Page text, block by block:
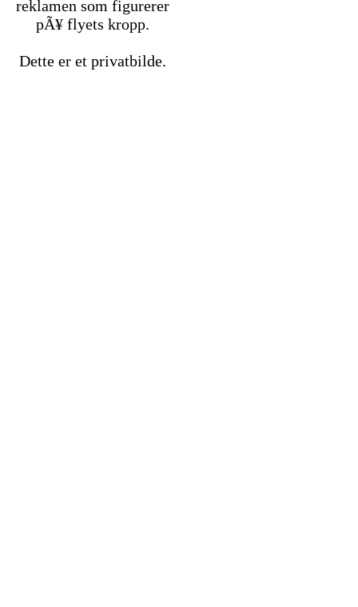
reklamen som figurerer
pÃ¥ flyets kropp.
Dette er et privatbilde.